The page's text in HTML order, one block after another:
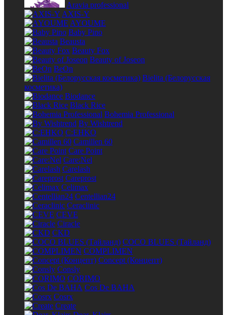
Aravia professional
AXIS-Y
AYOUME
Baby Pino
Beausta
Beauty Fox
Beauty of Joseon
BeOn
Bielita (Белорусская
косметика)
Biodance
Black Rice
Bohemia Professional
By Wishtrend
C:EHKO
Camillen 60
Care Point
Care:Nel
Carelash
Careprost
Celimax
Centellian24
Ceraclinic
CEVE
Ciracle
CKD
COCO BLUES (Тайланд)
COMPLIMEN
Concept (Концепт)
Consly
CORIMO
Cos De BAHA
Cosrx
Create